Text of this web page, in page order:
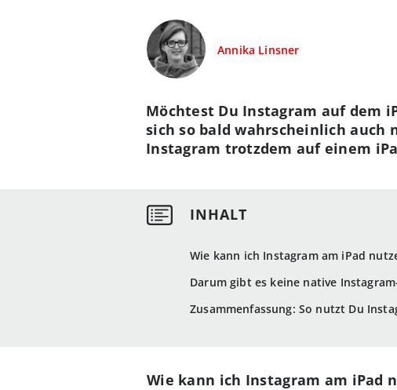
Annika Linsner
Wie kann ich Instagram am iPad
Darum gibt es keine native
Zusammenfassung: So nutzt Du
Möchtest Du Instagram auf dem
sich so bald wahrscheinlich auch
Instagram trotzdem auf einem
Wie kann ich Instagram am iPad